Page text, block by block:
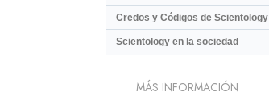
Credos y Códigos de Scientology
Scientology en la sociedad
MÁS INFORMACIÓN